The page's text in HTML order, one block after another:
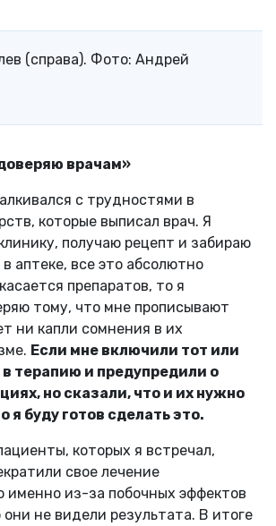
(справа). Фото: Андрей
врачам»
с трудностями в
которые выписал врач. Я
получаю рецепт и забираю
аптеке, все это абсолютно
препаратов, то я
тому, что мне прописывают
ни капли сомнения в их
Если мне включили тот или
терапию и предупредили о
но сказали, что и их нужно
я буду готов сделать это.
которых я встречал,
свое лечение
именно из-за побочных эффектов
не видели результата. В итоге